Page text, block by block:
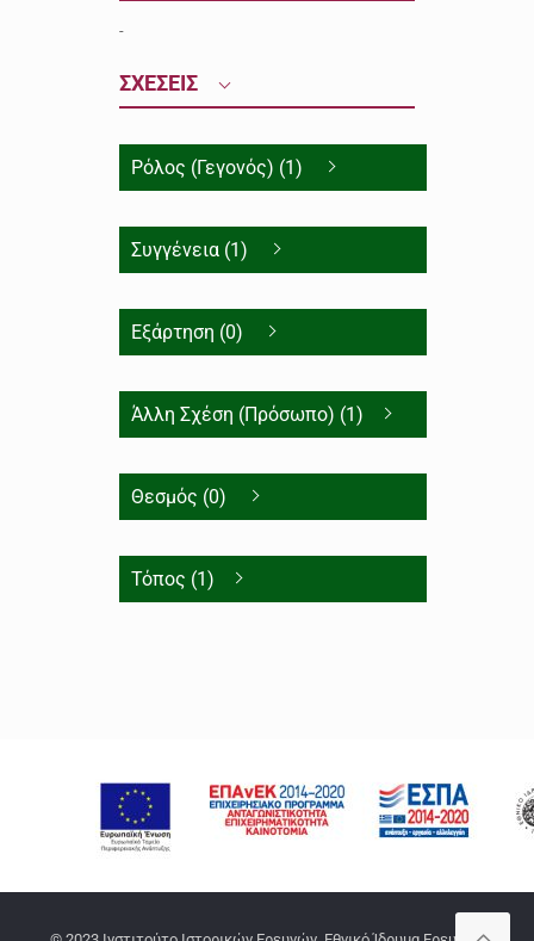
-
ΣΧΕΣΕΙΣ
Ρόλος (Γεγονός) (1)
Συγγένεια (1)
Εξάρτηση (0)
Άλλη Σχέση (Πρόσωπο) (1)
Θεσμός (0)
Τόπος (1)